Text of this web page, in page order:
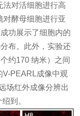
对活细胞进行高
酵母细胞进行亚
功展示了细胞内的
布。此外，实验还
约170 纳米）之间
V-PEARL成像中观
场红外成像分辨出
到。